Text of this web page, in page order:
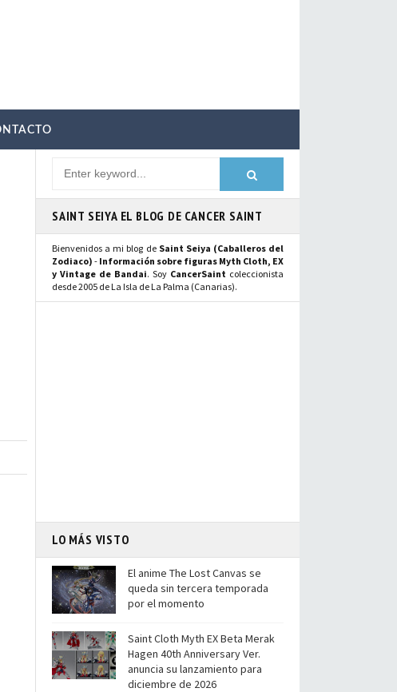
SAINT SEIYA EL BLOG DE CANCER SAINT
Bienvenidos a mi blog de Saint Seiya (Caballeros del
Zodiaco) - Información sobre figuras Myth Cloth, EX
y Vintage de Bandai. Soy CancerSaint coleccionista
desde 2005 de La Isla de La Palma (Canarias).
LO MÁS VISTO
El anime The Lost Canvas se
queda sin tercera temporada
por el momento
Saint Cloth Myth EX Beta Merak
Hagen 40th Anniversary Ver.
anuncia su lanzamiento para
diciembre de 2026